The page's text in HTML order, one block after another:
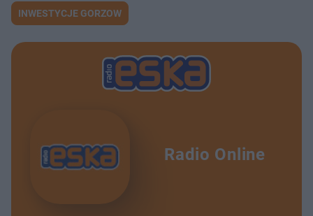
INWESTYCJE GORZOW
Radio Online